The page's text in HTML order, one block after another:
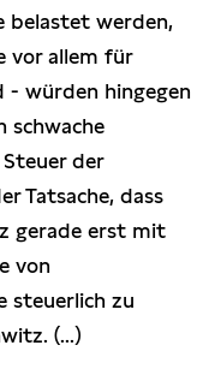
belastet werden,
vor allem für
- würden hingegen
schwache
der
Tatsache, dass
gerade erst mit
von
steuerlich zu
(...)